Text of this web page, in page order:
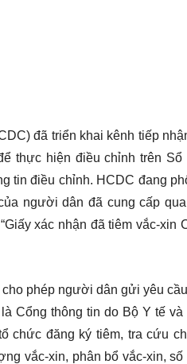
đã triển khai kênh tiếp
thực hiện điều chỉnh trên
tin điều chỉnh. HCDC đang
người dân đã cung cấp
xác nhận đã tiêm vắc-xin
phép người dân gửi yêu
Cổng thông tin do Bộ Y tế và
chức đăng ký tiêm, tra cứu
vắc-xin, phân bổ vắc-xin,